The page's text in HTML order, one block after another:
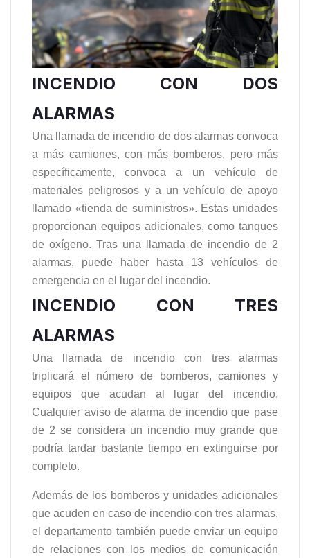
INCENDIO CON DOS
ALARMAS
Una llamada de incendio de dos alarmas convoca
a más camiones, con más bomberos, pero más
específicamente, convoca a un vehículo de
materiales peligrosos y a un vehículo de apoyo
llamado «tienda de suministros». Estas unidades
proporcionan equipos adicionales, como tanques
de oxígeno. Tras una llamada de incendio de 2
alarmas, puede haber hasta 13 vehículos de
emergencia en el lugar del incendio.
INCENDIO CON TRES
ALARMAS
Una llamada de incendio con tres alarmas
triplicará el número de bomberos, camiones y
equipos que acudan al lugar del incendio.
Cualquier aviso de alarma de incendio que pase
de 2 se considera un incendio muy grande que
podría tardar bastante tiempo en extinguirse por
completo.
Además de los bomberos y unidades adicionales
que acuden en caso de incendio con tres alarmas,
el departamento también puede enviar un equipo
de relaciones con los medios de comunicación